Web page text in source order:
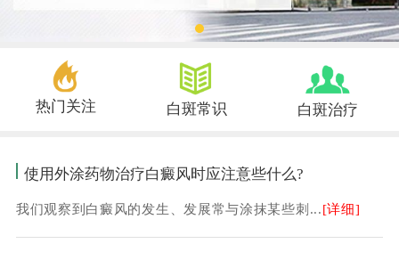
热门关注 白斑常识 白斑治疗
使用外涂药物治疗白癜风时应注意些什么?
我们观察到白癜风的发生、发展常与涂抹某些刺...[详细]